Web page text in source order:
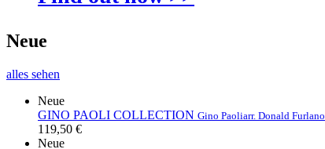
Neue
alles sehen
Neue
GINO PAOLI COLLECTION Gino Paoliarr. Donald Furlano
119,50 €
Neue